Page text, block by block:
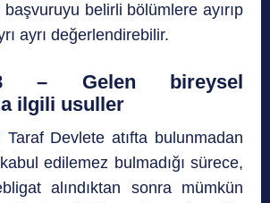
belirli bölümlere ayırıp
ayrı değerlendirebilir.
– Gelen bireysel
ilgili usuller
Devlete atıfta bulunmadan
edilemez bulmadığı sürece,
alındıktan sonra mümkün